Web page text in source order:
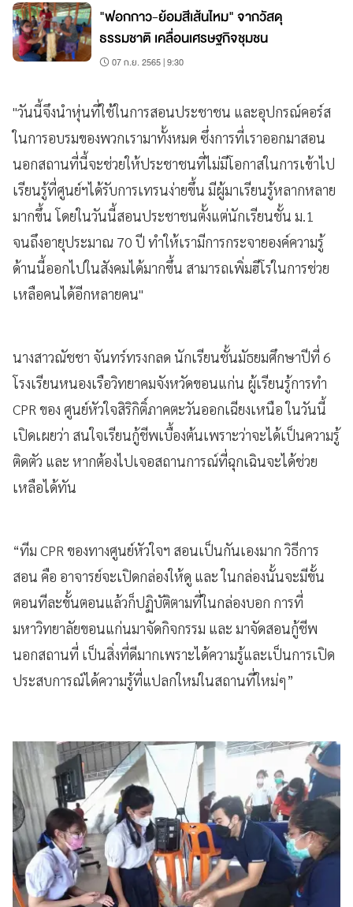
"ฟอกกาว-ย้อมสีเส้นไหม" จากวัสดุ
ธรรมชาติ เคลื่อนเศรษฐกิจชุมชน
07 ก.ย. 2565 | 9:30
"วันนี้จึงนำหุ่นที่ใช้ในการสอนประชาชน และอุปกรณ์คอร์ส
ในการอบรมของพวกเรามาทั้งหมด ซึ่งการที่เราออกมาสอน
นอกสถานที่นี้จะช่วยให้ประชาชนที่ไม่มีโอกาสในการเข้าไป
เรียนรู้ที่ศูนย์ฯได้รับการเทรนง่ายขึ้น มีผู้มาเรียนรู้หลากหลาย
มากขึ้น โดยในวันนี้สอนประชาชนตั้งแต่นักเรียนชั้น ม.1
จนถึงอายุประมาณ 70 ปี ทำให้เรามีการกระจายองค์ความรู้
ด้านนี้ออกไปในสังคมได้มากขึ้น สามารถเพิ่มฮีโร่ในการช่วย
เหลือคนได้อีกหลายคน"
นางสาวณัชชา จันทร์ทรงกลด นักเรียนชั้นมัธยมศึกษาปีที่ 6
โรงเรียนหนองเรือวิทยาคมจังหวัดขอนแก่น ผู้เรียนรู้การทำ
CPR ของ ศูนย์หัวใจสิริกิติ์ภาคตะวันออกเฉียงเหนือ ในวันนี้
เปิดเผยว่า สนใจเรียนกู้ชีพเบื้องต้นเพราะว่าจะได้เป็นความรู้
ติดตัว และ หากต้องไปเจอสถานการณ์ที่ฉุกเฉินจะได้ช่วย
เหลือได้ทัน
“ทีม CPR ของทางศูนย์หัวใจฯ สอนเป็นกันเองมาก วิธีการ
สอน คือ อาจารย์จะเปิดกล่องให้ดู และ ในกล่องนั้นจะมีขั้น
ตอนทีละขั้นตอนแล้วก็ปฏิบัติตามที่ในกล่องบอก การที่
มหาวิทยาลัยขอนแก่นมาจัดกิจกรรม และ มาจัดสอนกู้ชีพ
นอกสถานที่ เป็นสิ่งที่ดีมากเพราะได้ความรู้และเป็นการเปิด
ประสบการณ์ได้ความรู้ที่แปลกใหม่ในสถานที่ใหม่ๆ”